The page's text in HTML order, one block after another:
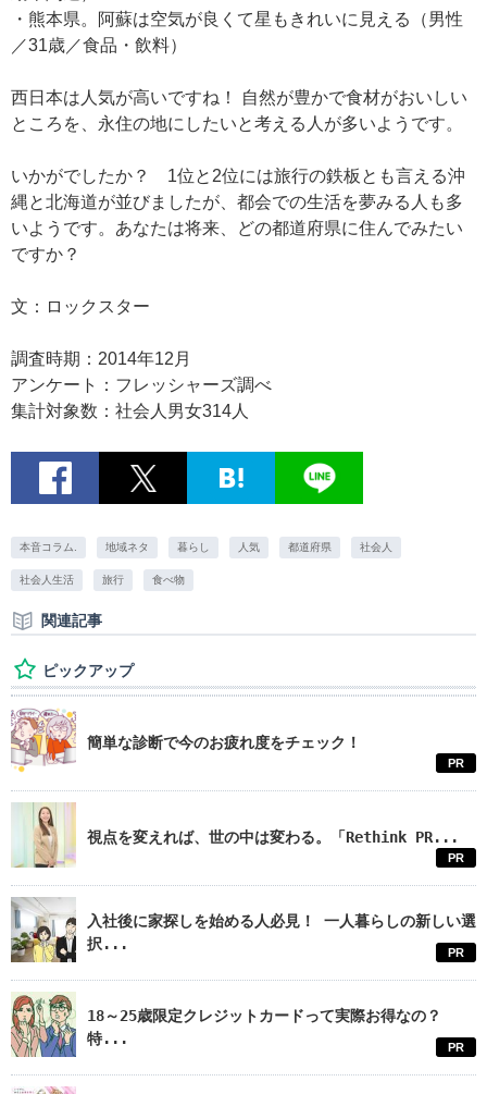
・熊本県。阿蘇は空気が良くて星もきれいに見える（男性
／31歳／食品・飲料）
西日本は人気が高いですね！ 自然が豊かで食材がおいしい
ところを、永住の地にしたいと考える人が多いようです。
いかがでしたか？ 1位と2位には旅行の鉄板とも言える沖
縄と北海道が並びましたが、都会での生活を夢みる人も多
いようです。あなたは将来、どの都道府県に住んでみたい
ですか？
文：ロックスター
調査時期：2014年12月
アンケート：フレッシャーズ調べ
集計対象数：社会人男女314人
本音コラム. 地域ネタ 暮らし 人気 都道府県 社会人
社会人生活 旅行 食べ物
関連記事
ピックアップ
簡単な診断で今のお疲れ度をチェック！
PR
視点を変えれば、世の中は変わる。「Rethink PR...
PR
入社後に家探しを始める人必見！ 一人暮らしの新しい選
択...
PR
18～25歳限定クレジットカードって実際お得なの？
特...
PR